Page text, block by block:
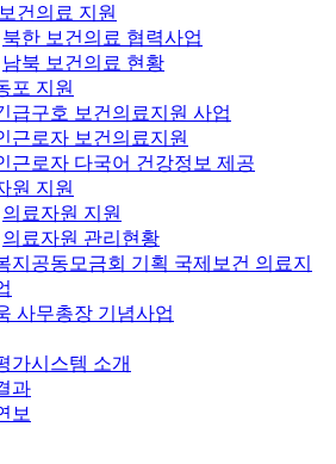
건의료 지원
북한 보건의료 협력사업
남북 보건의료 현황
포 지원
급구호 보건의료지원 사업
근로자 보건의료지원
근로자 다국어 건강정보 제공
원 지원
의료자원 지원
의료자원 관리현황
지공동모금회 기획 국제보건 의료지
사무총장 기념사업
가시스템 소개
과
보